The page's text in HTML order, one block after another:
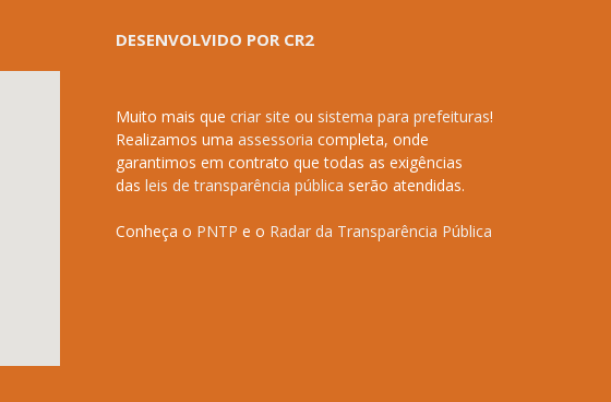
DESENVOLVIDO POR CR2
Muito mais que criar site ou sistema para prefeituras!
Realizamos uma assessoria completa, onde
garantimos em contrato que todas as exigências
das leis de transparência pública serão atendidas.
Conheça o PNTP e o Radar da Transparência Pública